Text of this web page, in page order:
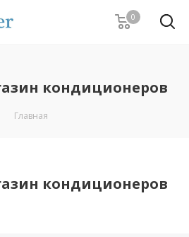
0
кондиционеров
Главная
кондиционеров